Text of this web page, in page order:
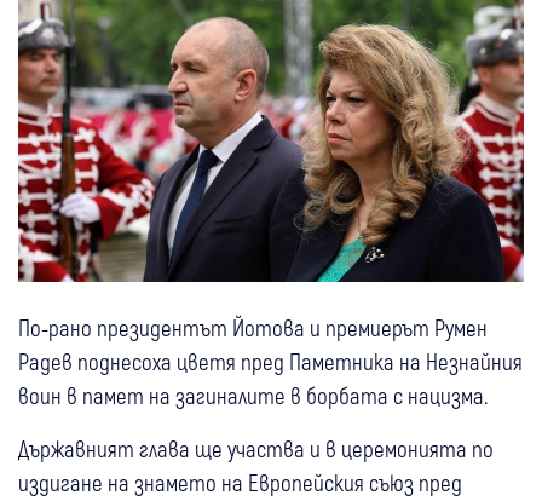
По-рано президентът Йотова и премиерът Румен
Радев поднесоха цветя пред Паметника на Незнайния
воин в памет на загиналите в борбата с нацизма.
Държавният глава ще участва и в церемонията по
издигане на знамето на Европейския съюз пред